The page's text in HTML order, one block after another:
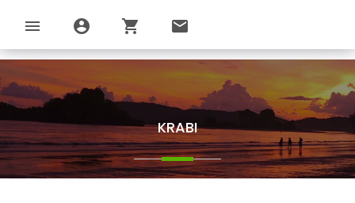
menu account_circle shopping_cart email
KRABI